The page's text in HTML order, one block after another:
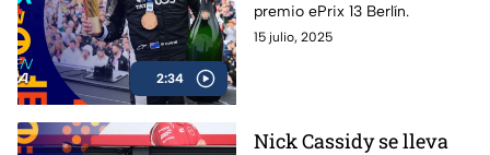
2:34
premio ePrix 13 Berlín.
15 julio, 2025
Nick Cassidy se lleva